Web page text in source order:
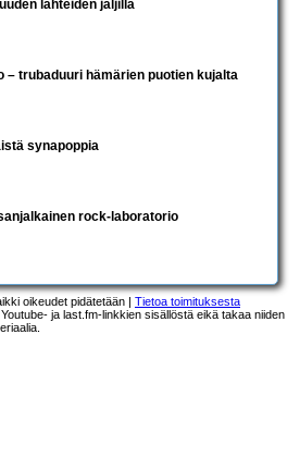
lähteiden jäljillä
– trubaduuri hämärien puotien kujalta
synapoppia
rock-laboratorio
oikeudet pidätetään | Tietoa toimituksesta
ja last.fm-linkkien sisällöstä eikä takaa niiden